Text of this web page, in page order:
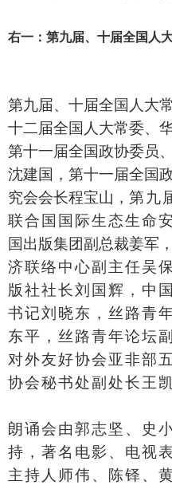
右一 ： 第九届、十届全国人
第九届、十届全国人大
十二届全国人大常委、
第十一届全国政协委员
沈建国，第十一届全国
究会会长程宝山， 第九
联合国国际生态生命
国出版集团副总裁姜军，
济联络中心副主任吴
版社社长刘国辉，中
书记刘晓东，丝路青
东平，丝路青年论坛
对外友好协会亚非部
协会秘书处副处长王
朗诵会由郭志坚、史
持，著名电影、电视
主持人师伟、陈铎、